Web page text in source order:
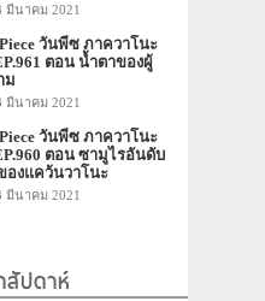
มีนาคม 2021
วันพีซ ภาควาโนะ
ตอน น้ำตาของผู้
ม
มีนาคม 2021
วันพีซ ภาควาโนะ
ตอน ซามูไรอันดับ
องแคว้นวาโนะ
มีนาคม 2021
ปดาห์